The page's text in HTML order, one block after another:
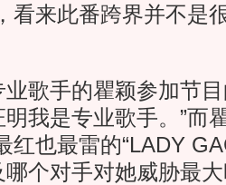
看来此番跨界并不是
手的瞿颖参加节目
我是专业歌手。”而
红也最雷的“LADY
个对手对她威胁最